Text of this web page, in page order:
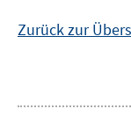
Zurück zur